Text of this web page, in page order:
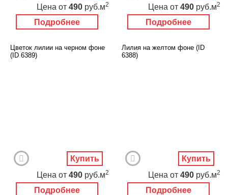
Подробнее
Цена от 490 руб.м2
Подробнее
Цена от 490 руб.м2
Цветок лилии на черном фоне
(ID 6389)
Подробнее
Цена от 490 руб.м2
Купить
Лилия на желтом фоне (ID
6388)
Подробнее
Цена от 490 руб.м2
Купить